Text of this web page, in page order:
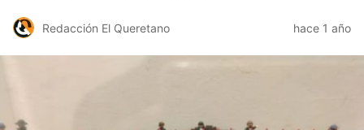
Redacción El Queretano hace 1 año